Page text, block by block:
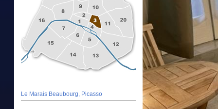
Le Marais Beaubourg, Picasso